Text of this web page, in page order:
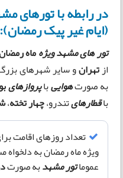
(ایام غیر پیک رمضان):
تور های مشهد ویژهماه
ازتهرانو سایر شهرهای
به صورتهواییباپروازهای
باقطارهایتندرو،چهار تخته،
تعداد روزهای اقامت
ویژه ماه رمضان به دلخواه
عموماتور مشهدبه صورت